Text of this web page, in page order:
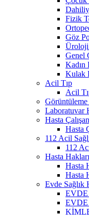
Fizik
Göz
Genel
Kadın
Kulak
Acil Tıp
Acil
Laboratuvar
Hasta
Hasta
112 Acil
112
Hasta
Hasta
Hasta
Evde Sağlık